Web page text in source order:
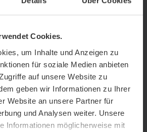
Cookies.
um Inhalte und Anzeigen zu
für soziale Medien anbieten
auf unsere Website zu
geben wir Informationen zu Ihrer
Website an unsere Partner für
und Analysen weiter. Unsere
Informationen möglicherweise mit